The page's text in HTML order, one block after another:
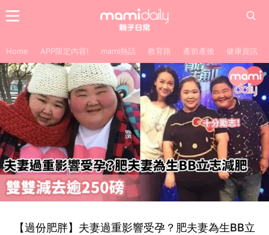
Home APP限定內容! mami熱話 教育路 產前產後 健康資訊
【過份肥胖】夫妻過重影響受孕？肥夫妻為生BB立